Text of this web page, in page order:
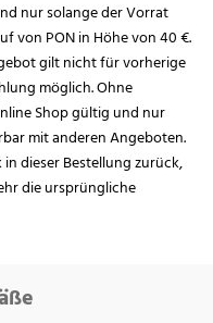
nur solange der Vorrat
von PON in Höhe von 40 €.
gilt nicht für vorherige
möglich. Ohne
Shop gültig und nur
mit anderen Angeboten.
dieser Bestellung zurück,
die ursprüngliche